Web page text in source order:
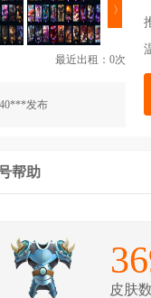
〉
最近出租：0次
发布
号帮助
皮肤